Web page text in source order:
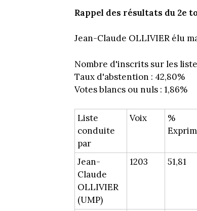
Rappel des résultats du 2e
Jean-Claude OLLIVIER élu
Nombre d'inscrits sur les
Taux d'abstention : 42,80%
Votes blancs ou nuls : 1,86%
Liste
conduite
par
Voix
%
Jean-
Claude
OLLIVIER
(UMP)
1203 51,81